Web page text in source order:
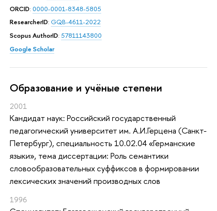
ORCID: 0000-0001-8348-5805
ResearcherID: GQB-4611-2022
Scopus AuthorID: 57811143800
Google Scholar
Oбразование и учёные степени
2001
Кандидат наук: Российский государственный
педагогический университет им. А.И.Герцена (Санкт-
Петербург), специальность 10.02.04 «Германские
языки», тема диссертации: Роль семантики
словообразовательных суффиксов в формировании
лексических значений производных слов
1996